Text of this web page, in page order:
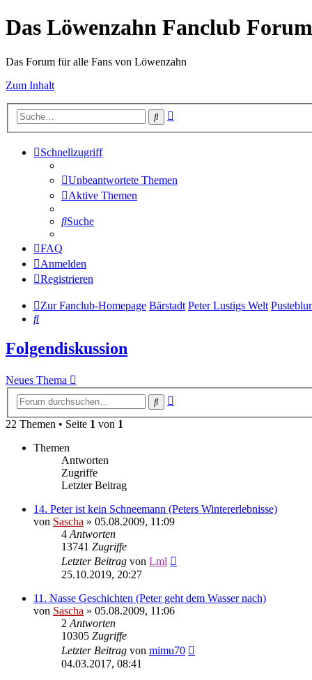
Das Löwenzahn Fanclub Forum
Das Forum für alle Fans von Löwenzahn
Zum Inhalt
Suche
Schnellzugriff
Unbeantwortete Themen
Aktive Themen
Suche
FAQ
Anmelden
Registrieren
Zur Fanclub-Homepage Bärstadt Peter Lustigs Welt
Suche
Folgendiskussion
Neues Thema
Suche
22 Themen • Seite 1 von 1
Themen
Antworten
Zugriffe
Letzter Beitrag
14. Peter ist kein Schneemann (Peters Wintererlebnisse)
von Sascha » 05.08.2009, 11:09
4 Antworten
13741 Zugriffe
Letzter Beitrag von Lml
25.10.2019, 20:27
11. Nasse Geschichten (Peter geht dem Wasser nach)
von Sascha » 05.08.2009, 11:06
2 Antworten
10305 Zugriffe
Letzter Beitrag von mimu70
04.03.2017, 08:41